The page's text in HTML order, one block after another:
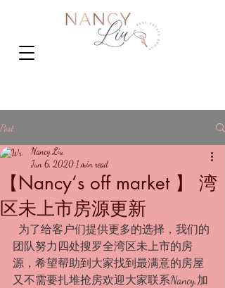
Post
【Nancy‘s off market 】 湾
区未上市房源更新
Nancy Liu
Jun 6, 2020 1 min read
团队努力四处搜罗全湾区未上市的房
源，希望帮助到大家找到最满意的房屋
又不需要扎堆抢房欢迎大家联系Nancy,加